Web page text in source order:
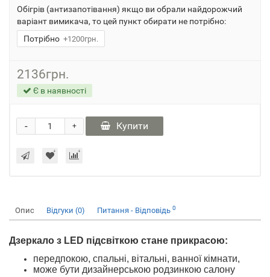
Обігрів (антизапотівання) якщо ви обрали найдорожчий
варіант вимикача, то цей пункт обирати не потрібно:
Потрібно +1200грн.
2136грн.
Є в наявності
+
- Купити
Опис Відгуки (0) Питання - Відповідь 0
Дзеркало з LED підсвіткою стане прикрасою:
передпокою, спальні, вітальні, ванної кімнати,
може бути дизайнерською родзинкою салону